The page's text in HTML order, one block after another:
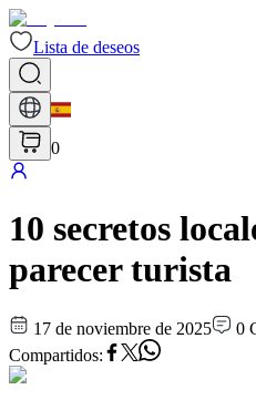
Lista de deseos
0
10 secretos
parecer turista
17 de noviembre de 2025 0
Compartidos: